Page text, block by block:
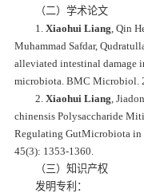
（二）学术论文
1.Xiaohui Liang , Qin
Muhammad Safdar,
alleviated intestinal damage
microbiota. BMC Microbiol.
2.Xiaohui Liang ,
chinensis Polysaccharide
Regulating GutMicrobiota in
45(3): 1353-1360.
（三）知识产权
发明专利：